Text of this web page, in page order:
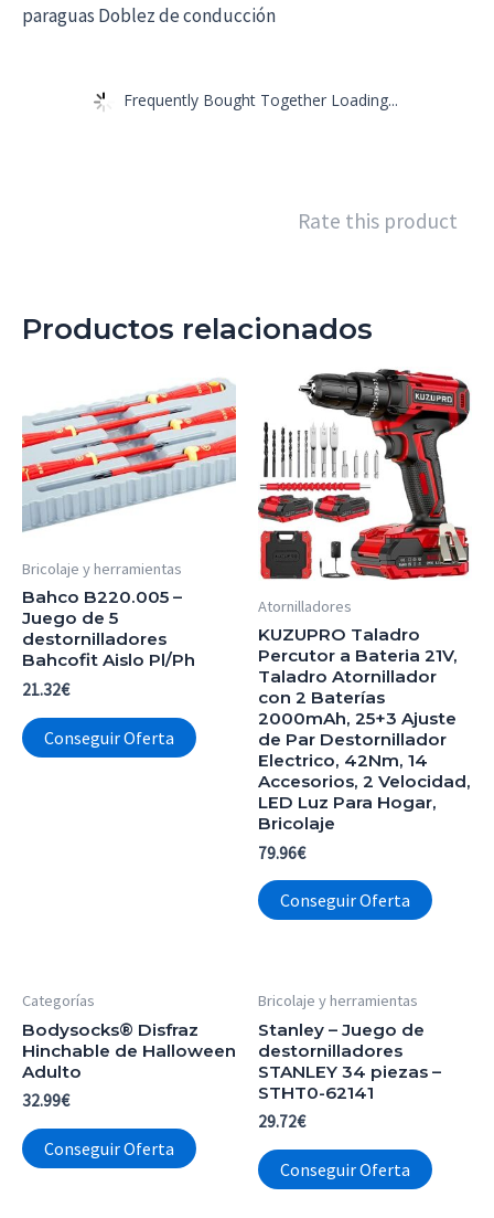
paraguas Doblez de conducción
Frequently Bought Together Loading...
Rate this product
Productos relacionados
Bricolaje y herramientas
Bahco B220.005 –
Juego de 5
destornilladores
Bahcofit Aislo Pl/Ph
21.32€
Conseguir Oferta
Atornilladores
KUZUPRO Taladro
Percutor a Bateria 21V,
Taladro Atornillador
con 2 Baterías
2000mAh, 25+3 Ajuste
de Par Destornillador
Electrico, 42Nm, 14
Accesorios, 2 Velocidad,
LED Luz Para Hogar,
Bricolaje
79.96€
Conseguir Oferta
Categorías
Bodysocks® Disfraz
Hinchable de Halloween
Adulto
32.99€
Conseguir Oferta
Bricolaje y herramientas
Stanley – Juego de
destornilladores
STANLEY 34 piezas –
STHT0-62141
29.72€
Conseguir Oferta